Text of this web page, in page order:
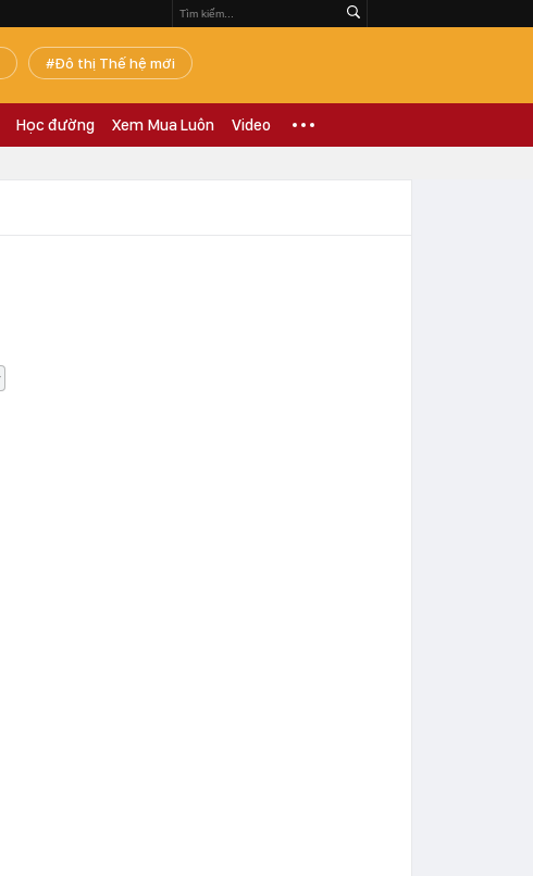
Đô thị Thế hệ mới
Học đường Xem Mua Luôn Video